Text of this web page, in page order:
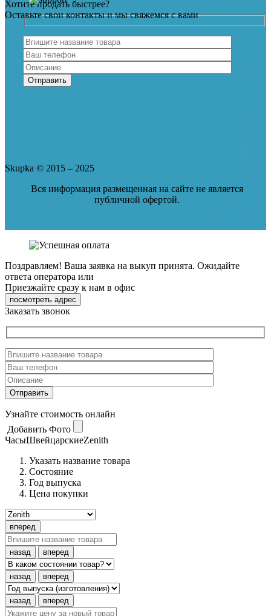
Хотите продать быстрее?
Оставьте свои контакты и мы свяжемся с вами
Skupka © 2015 – 2025
Вся информация размещенная на сайте не является
публичной офертой.
Поздравляем! Ваша заявка на выкуп принята. Ожидайте
ответа оператора или
Приезжайте сразу к нам в офис
посмотреть адрес
Заказать звонок
Узнайте стоимость онлайн
Добавить Фото
ЧасыШвейцарскиеZenith
Указать название товара
Состояние
Год выпуска
Цена покупки
вперед
назад вперед
назад вперед
назад вперед